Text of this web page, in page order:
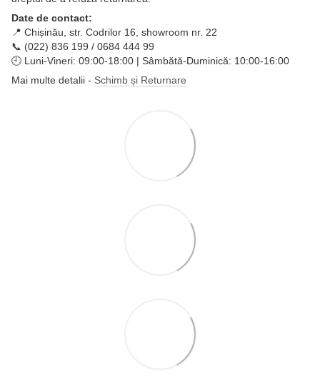
Date de contact:
📍 Chișinău, str. Codrilor 16, showroom nr. 22
📞 (022) 836 199 / 0684 444 99
🕘 Luni-Vineri: 09:00-18:00 | Sâmbătă-Duminică: 10:00-16:00
Mai multe detalii - Schimb și Returnare